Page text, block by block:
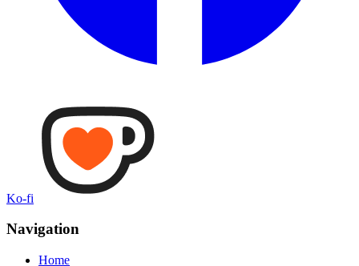
Ko-fi
Navigation
Home